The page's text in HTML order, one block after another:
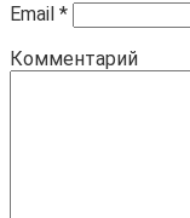
Email *
Комментарий